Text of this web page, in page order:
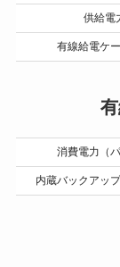
供給電
有線給電ケ
消費電力（パ
内蔵バックアッ